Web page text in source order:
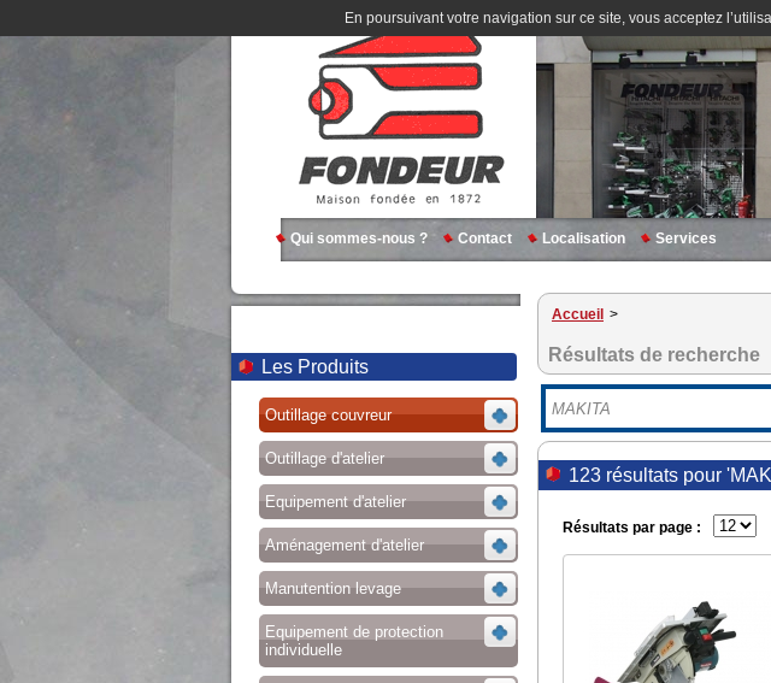
En poursuivant votre navigation sur ce site, vous acceptez
Qui sommes-nous ? Contact Localisation Services
Les Produits
Outillage couvreur
Outillage d'atelier
Equipement d'atelier
Aménagement d'atelier
Manutention levage
Equipement de protection
individuelle
Accueil >
Résultats de recherche
123 résultats pour
Résultats par page :